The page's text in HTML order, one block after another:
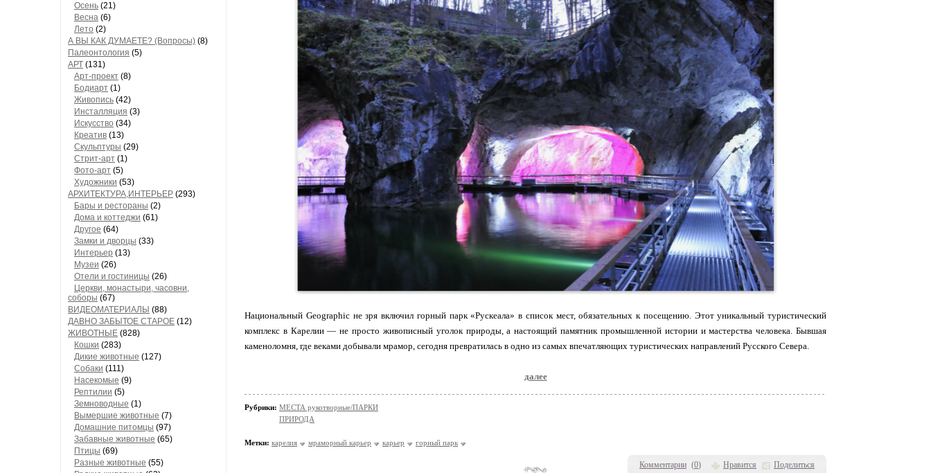
Осень (21)
Весна (6)
Лето (2)
А ВЫ КАК ДУМАЕТЕ? (Вопросы) (8)
Палеонтология (5)
АРТ (131)
Арт-проект (8)
Бодиарт (1)
Живопись (42)
Инсталляция (3)
Искусство (34)
Креатив (13)
Скульптуры (29)
Стрит-арт (1)
Фото-арт (5)
Художники (53)
АРХИТЕКТУРА,ИНТЕРЬЕР (293)
Бары и рестораны (2)
Дома и коттеджи (61)
Другое (64)
Замки и дворцы (33)
Интерьер (13)
Музеи (26)
Отели и гостиницы (26)
Церкви, монастыри, часовни,
соборы (67)
ВИДЕОМАТЕРИАЛЫ (88)
ДАВНО ЗАБЫТОЕ СТАРОЕ (12)
ЖИВОТНЫЕ (828)
Кошки (283)
Дикие животные (127)
Собаки (111)
Насекомые (9)
Рептилии (5)
Земноводные (1)
Вымершие животные (7)
Домашние питомцы (97)
Забавные животные (65)
Птицы (69)
Разные животные (55)
Комментарии (0) Нравится Поделиться
Национальный Geographic не зря включил горный парк «Рускеала» в список мест, обязательных к посещению. Этот уникальный туристический
комплекс в Карелии — не просто живописный уголок природы, а настоящий памятник промышленной истории и мастерства человека. Бывшая
каменоломня, где веками добывали мрамор, сегодня превратилась в одно из самых впечатляющих туристических направлений Русского Севера.
далее
Рубрики: МЕСТА рукотворные/ПАРКИ
ПРИРОДА
Метки: карелия мраморный карьер карьер горный парк